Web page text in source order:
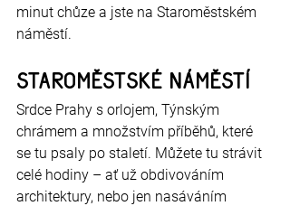
minut chůze a jste na Staroměstském
náměstí.
Staroměstské náměstí
Srdce Prahy s orlojem, Týnským
chrámem a množstvím příběhů, které
se tu psaly po staletí. Můžete tu strávit
celé hodiny – ať už obdivováním
architektury, nebo jen nasáváním